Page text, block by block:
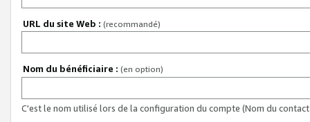
URL du site Web : (recommandé)
Nom du bénéficiaire : (en option)
C'est le nom utilisé lors de la configuration du compte (Nom du